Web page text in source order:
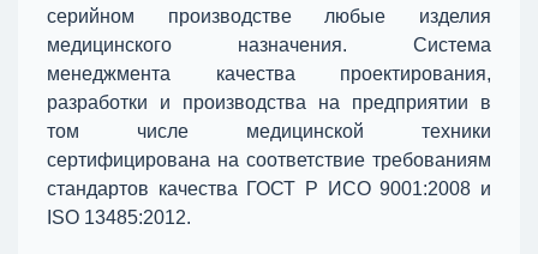
серийном производстве любые изделия
медицинского назначения. Система
менеджмента качества проектирования,
разработки и производства на предприятии в
том числе медицинской техники
сертифицирована на соответствие требованиям
стандартов качества ГОСТ Р ИСО 9001:2008 и
ISO 13485:2012.